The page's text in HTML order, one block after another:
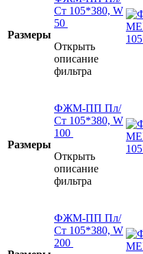
Размеры
Ст 105*380, W
50
Открыть
описание
фильтра
Размеры
ФЖМ-ПП Пл/
Ст 105*380, W
100
Открыть
описание
фильтра
ФЖМ-ПП Пл/
Ст 105*380, W
200